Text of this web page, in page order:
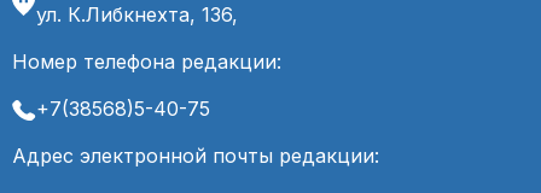
ул. К.Либкнехта, 136,
Номер телефона редакции:
+7(38568)5-40-75
Адрес электронной почты редакции: